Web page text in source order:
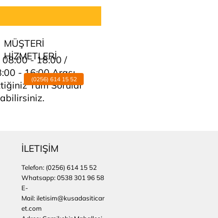
- 18:00 /
- 16:00 Arası
Tüm Sorular
MÜŞTERİ
HİZMETLERİ
(0256) 614 15 52
İLETIŞİM
Telefon: (0256) 614 15 52
Whatsapp: 0538 301 96 58
E-
Mail: iletisim@kusadasiticar
et.com